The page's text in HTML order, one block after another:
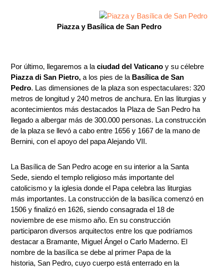
Piazza y Basílica de San Pedro
Por último, llegaremos a laciudad del Vaticanoy su célebre
Piazza di San Pietro,a los pies de la Basílica de San
Pedro. Las dimensiones de la plaza son espectaculares: 320
metros de longitud y 240 metros de anchura. En las liturgias y
acontecimientos más destacados la Plaza de San Pedro ha
llegado a albergar más de 300.000 personas. La construcción
de la plaza se llevó a cabo entre 1656 y 1667 de la mano de
Bernini, con el apoyo del papa Alejando VII.
La Basílica de San Pedro acoge en su interior a la Santa
Sede, siendo el templo religioso más importante del
catolicismo y la iglesia donde el Papa celebra las liturgias
más importantes. La construcción de la basílica comenzó en
1506 y finalizó en 1626, siendo consagrada el 18 de
noviembre de ese mismo año. En su construcción
participaron diversos arquitectos entre los que podríamos
destacar a Bramante, Miguel Ángel o Carlo Maderno. El
nombre de la basílica se debe al primer Papa de la
historia, San Pedro, cuyo cuerpo está enterrado en la